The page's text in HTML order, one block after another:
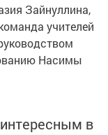
Зайнуллина,
учителей
Насимы
в